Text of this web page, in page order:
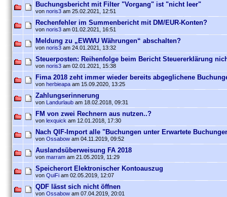
Buchungsbericht mit Filter "Vorgang" ist "nicht leer"
von noris3 am 25.02.2021, 12:51
Rechenfehler im Summenbericht mit DM/EUR-Konten?
von noris3 am 01.02.2021, 16:51
Meldung zu „EWWU Währungen“ abschalten?
von noris3 am 24.01.2021, 13:32
Steuerposten: Reihenfolge beim Bericht Steuererklärung
von noris3 am 02.01.2021, 15:38
Fima 2018 zeht immer wieder bereits abgeglichene
von herbieapa am 15.09.2020, 13:25
Zahlungserinnerung
von Landurlaub am 18.02.2018, 09:31
FM von zwei Rechnern aus nutzen..?
von lexquick am 12.01.2018, 17:30
Nach QIF-Import alle "Buchungen unter Erwartete
von Ossabow am 04.11.2019, 09:52
Auslandsüberweisung FA 2018
von marram am 21.05.2019, 11:29
Speicherort Elektronischer Kontoauszug
von QuiFi am 02.05.2019, 12:07
QDF lässt sich nicht öffnen
von Ossabow am 07.04.2019, 20:01